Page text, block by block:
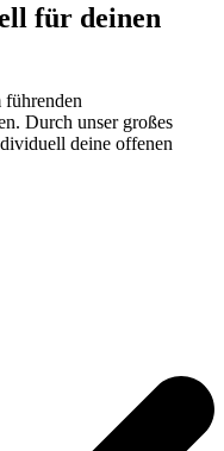
für deinen
Durch unser großes
deine offenen